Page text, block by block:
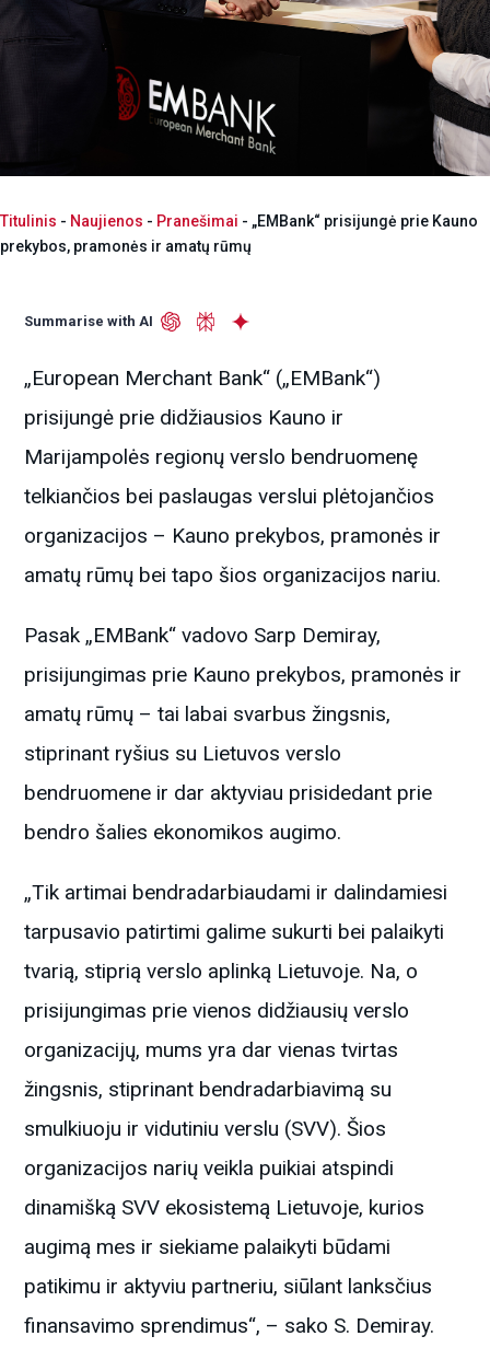
Titulinis - Naujienos - Pranešimai - „EMBank“ prisijungė prie Kauno
prekybos, pramonės ir amatų rūmų
Summarise with AI
„European Merchant Bank“ („EMBank“)
prisijungė prie didžiausios Kauno ir
Marijampolės regionų verslo bendruomenę
telkiančios bei paslaugas verslui plėtojančios
organizacijos – Kauno prekybos, pramonės ir
amatų rūmų bei tapo šios organizacijos nariu.
Pasak „EMBank“ vadovo Sarp Demiray,
prisijungimas prie Kauno prekybos, pramonės ir
amatų rūmų – tai labai svarbus žingsnis,
stiprinant ryšius su Lietuvos verslo
bendruomene ir dar aktyviau prisidedant prie
bendro šalies ekonomikos augimo.
„Tik artimai bendradarbiaudami ir dalindamiesi
tarpusavio patirtimi galime sukurti bei palaikyti
tvarią, stiprią verslo aplinką Lietuvoje. Na, o
prisijungimas prie vienos didžiausių verslo
organizacijų, mums yra dar vienas tvirtas
žingsnis, stiprinant bendradarbiavimą su
smulkiuoju ir vidutiniu verslu (SVV). Šios
organizacijos narių veikla puikiai atspindi
dinamišką SVV ekosistemą Lietuvoje, kurios
augimą mes ir siekiame palaikyti būdami
patikimu ir aktyviu partneriu, siūlant lanksčius
finansavimo sprendimus“, – sako S. Demiray.